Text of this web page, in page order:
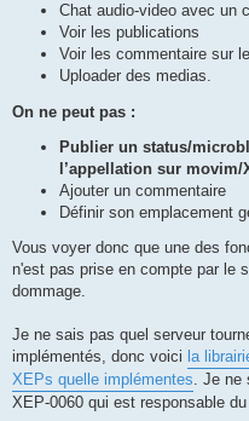
Chat audio-video avec un
Voir les publications
Voir les commentaire sur
Uploader des medias.
On ne peut pas :
Publier un status/
l’appellation sur movim/
Ajouter un commentaire
Définir son emplacement
Vous voyer donc que une des
n'est pas prise en compte par le
dommage.
Je ne sais pas quel serveur
implémentés, donc voici la
XEPs quelle implémentes. Je ne
XEP-0060 qui est responsable